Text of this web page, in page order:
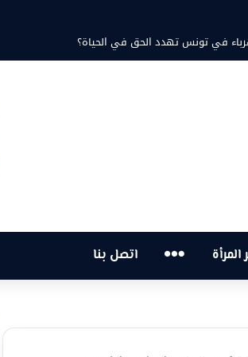
عزف على أوتار الحنين وشجن القوافي
… اتصل بنا